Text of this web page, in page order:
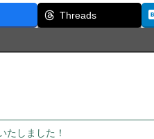
Threads
たしました！